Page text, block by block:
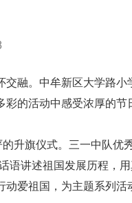
。中牟新区大学路小
彩的活动中感受浓厚的
旗仪式。三一中队优
语讲述祖国发展历程，
动爱祖国，为主题系列活